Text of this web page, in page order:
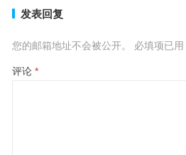
发表回复
您的邮箱地址不会被公开。 必填项已用
评论 *